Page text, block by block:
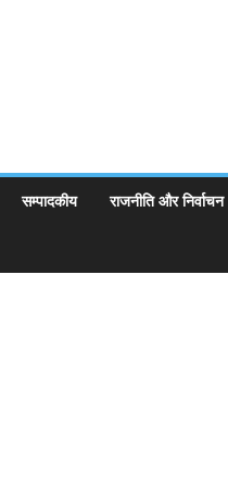
सम्पादकीय राजनीति और निर्वाचन